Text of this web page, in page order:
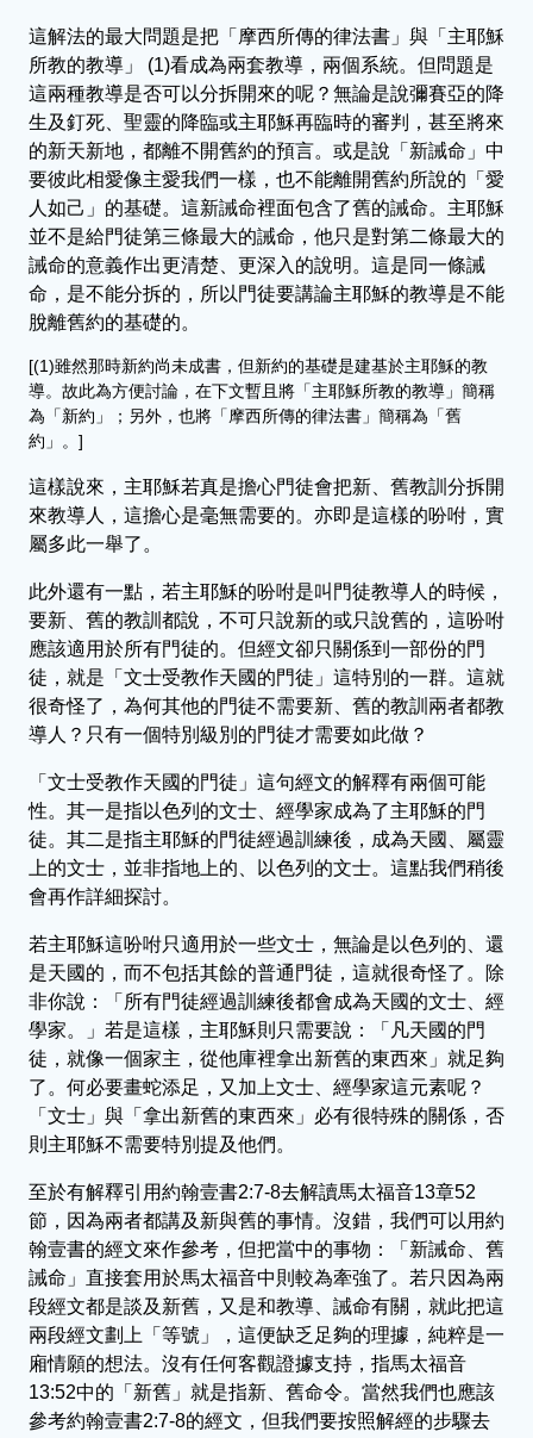
這解法的最大問題是把「摩西所傳的律法書」與「主耶穌
所教的教導」 (1)看成為兩套教導，兩個系統。但問題是
這兩種教導是否可以分拆開來的呢？無論是說彌賽亞的降
生及釘死、聖靈的降臨或主耶穌再臨時的審判，甚至將來
的新天新地，都離不開舊約的預言。或是說「新誡命」中
要彼此相愛像主愛我們一樣，也不能離開舊約所說的「愛
人如己」的基礎。這新誡命裡面包含了舊的誡命。主耶穌
並不是給門徒第三條最大的誡命，他只是對第二條最大的
誡命的意義作出更清楚、更深入的說明。這是同一條誡
命，是不能分拆的，所以門徒要講論主耶穌的教導是不能
脫離舊約的基礎的。
[(1)雖然那時新約尚未成書，但新約的基礎是建基於主耶穌的教
導。故此為方便討論，在下文暫且將「主耶穌所教的教導」簡稱
為「新約」；另外，也將「摩西所傳的律法書」簡稱為「舊
約」。]
這樣說來，主耶穌若真是擔心門徒會把新、舊教訓分拆開
來教導人，這擔心是毫無需要的。亦即是這樣的吩咐，實
屬多此一舉了。
此外還有一點，若主耶穌的吩咐是叫門徒教導人的時候，
要新、舊的教訓都說，不可只說新的或只說舊的，這吩咐
應該適用於所有門徒的。但經文卻只關係到一部份的門
徒，就是「文士受教作天國的門徒」這特別的一群。這就
很奇怪了，為何其他的門徒不需要新、舊的教訓兩者都教
導人？只有一個特別級別的門徒才需要如此做？
「文士受教作天國的門徒」這句經文的解釋有兩個可能
性。其一是指以色列的文士、經學家成為了主耶穌的門
徒。其二是指主耶穌的門徒經過訓練後，成為天國、屬靈
上的文士，並非指地上的、以色列的文士。這點我們稍後
會再作詳細探討。
若主耶穌這吩咐只適用於一些文士，無論是以色列的、還
是天國的，而不包括其餘的普通門徒，這就很奇怪了。除
非你說：「所有門徒經過訓練後都會成為天國的文士、經
學家。」若是這樣，主耶穌則只需要說：「凡天國的門
徒，就像一個家主，從他庫裡拿出新舊的東西來」就足夠
了。何必要畫蛇添足，又加上文士、經學家這元素呢？
「文士」與「拿出新舊的東西來」必有很特殊的關係，否
則主耶穌不需要特別提及他們。
至於有解釋引用約翰壹書2:7-8去解讀馬太福音13章52
節，因為兩者都講及新與舊的事情。沒錯，我們可以用約
翰壹書的經文來作參考，但把當中的事物：「新誡命、舊
誡命」直接套用於馬太福音中則較為牽強了。若只因為兩
段經文都是談及新舊，又是和教導、誡命有關，就此把這
兩段經文劃上「等號」，這便缺乏足夠的理據，純粹是一
廂情願的想法。沒有任何客觀證據支持，指馬太福音
13:52中的「新舊」就是指新、舊命令。當然我們也應該
參考約翰壹書2:7-8的經文，但我們要按照解經的步驟去